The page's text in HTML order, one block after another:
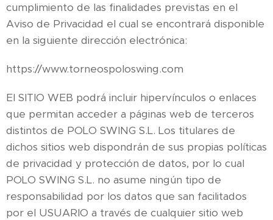
cumplimiento de las finalidades previstas en el
Aviso de Privacidad el cual se encontrará disponible
en la siguiente dirección electrónica:
https://www.torneospoloswing.com
El SITIO WEB podrá incluir hipervínculos o enlaces
que permitan acceder a páginas web de terceros
distintos de POLO SWING S.L. Los titulares de
dichos sitios web dispondrán de sus propias políticas
de privacidad y protección de datos, por lo cual
POLO SWING S.L. no asume ningún tipo de
responsabilidad por los datos que san facilitados
por el USUARIO a través de cualquier sitio web